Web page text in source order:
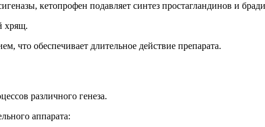
кетопрофен подавляет синтез простагландинов и
хрящ.
что обеспечивает длительное действие препарата.
различного генеза.
аппарата: